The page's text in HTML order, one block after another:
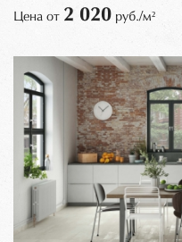
Цена от 2 020 руб./м²